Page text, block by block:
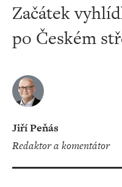
Začátek
po Českém
Jiří Peňás
redaktor a komentátor